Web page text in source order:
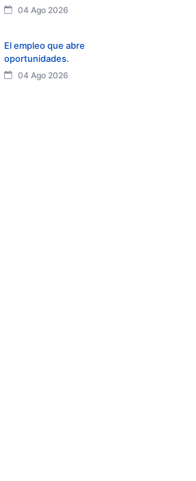
04 Ago 2026
El empleo que abre
oportunidades.
04 Ago 2026